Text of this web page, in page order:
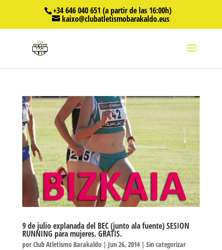
+34 646 040 651 (a partir de las 16:00h)
kaixo@clubatletismobarakaldo.eus
9 de julio explanada del BEC (junto ala fuente) SESION
RUNNING para mujeres. GRATIS.
porClub Atletismo Barakaldo| Jun 26, 2014| Sin categorizar